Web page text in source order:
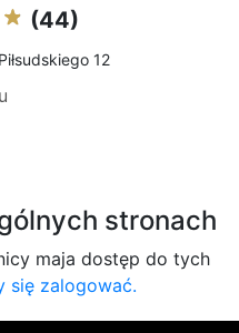
(44)
12
stronach
maja dostęp do tych
się zalogować.